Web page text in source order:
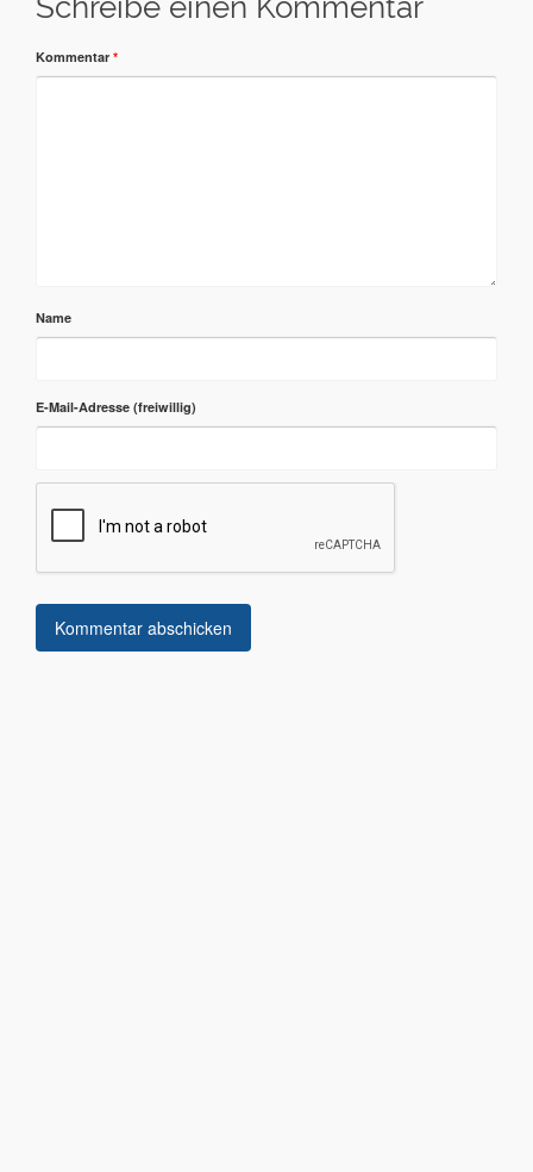
Schreibe einen Kommentar
Kommentar *
Name
E-Mail-Adresse